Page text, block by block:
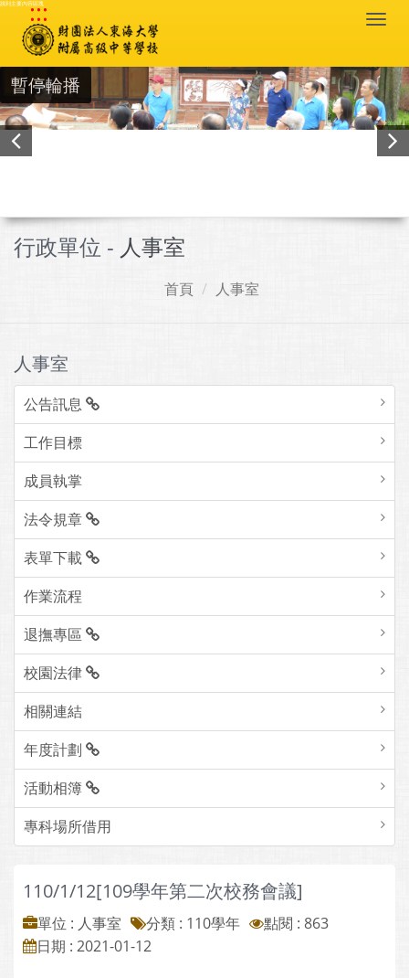
跳到主要內容區塊
:::
暫停輪播
行政單位 - 人事室
首頁 人事室
人事室
公告訊息
工作目標
成員執掌
法令規章
表單下載
作業流程
退撫專區
校園法律
相關連結
年度計劃
活動相簿
專科場所借用
110/1/12[109學年第二次校務會議]
單位 : 人事室 分類 : 110學年
點閱 : 863
日期 : 2021-01-12